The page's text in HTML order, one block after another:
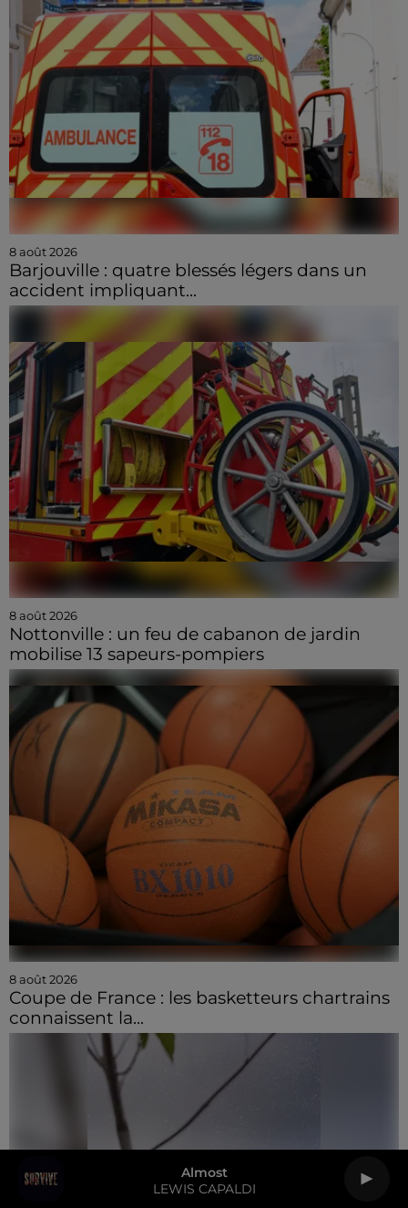
Almost
LEWIS CAPALDI
8 août 2026
Barjouville : quatre blessés légers dans un
accident impliquant...
8 août 2026
Nottonville : un feu de cabanon de jardin
mobilise 13 sapeurs-pompiers
8 août 2026
Coupe de France : les basketteurs chartrains
connaissent la...